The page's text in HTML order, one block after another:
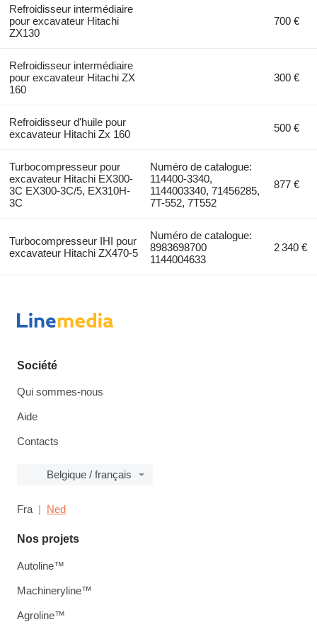
Refroidisseur intermédiaire
pour excavateur Hitachi
ZX130
700 €
Refroidisseur intermédiaire
pour excavateur Hitachi ZX
160
300 €
Refroidisseur d'huile pour
excavateur Hitachi Zx 160
500 €
Turbocompresseur pour
excavateur Hitachi EX300-
3C EX300-3C/5, EX310H-
3C
Numéro de catalogue:
114400-3340,
1144003340, 71456285,
7T-552, 7T552
877 €
Turbocompresseur IHI pour
excavateur Hitachi ZX470-5
Numéro de catalogue:
8983698700
1144004633
2 340 €
Société
Qui sommes-nous
Aide
Contacts
Belgique / français
Fra Ned
Nos projets
Autoline™
Machineryline™
Agroline™